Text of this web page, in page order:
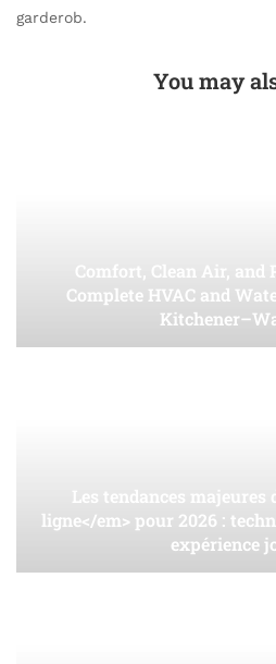
garderob.
You may
Comfort, Clean Air, and
Complete HVAC and
Les tendances majeures
ligne</em> pour 2026 :
expérience